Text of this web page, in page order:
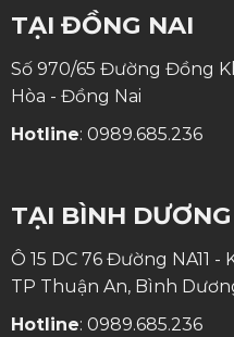
TẠI ĐỒNG NAI
Số 970/65 Đường Đồng
Hòa - Đồng Nai
Hotline: 0989.685.236
TẠI BÌNH DƯƠNG
Ô 15 DC 76 Đường NA11 -
TP Thuận An, Bình
Hotline: 0989.685.236